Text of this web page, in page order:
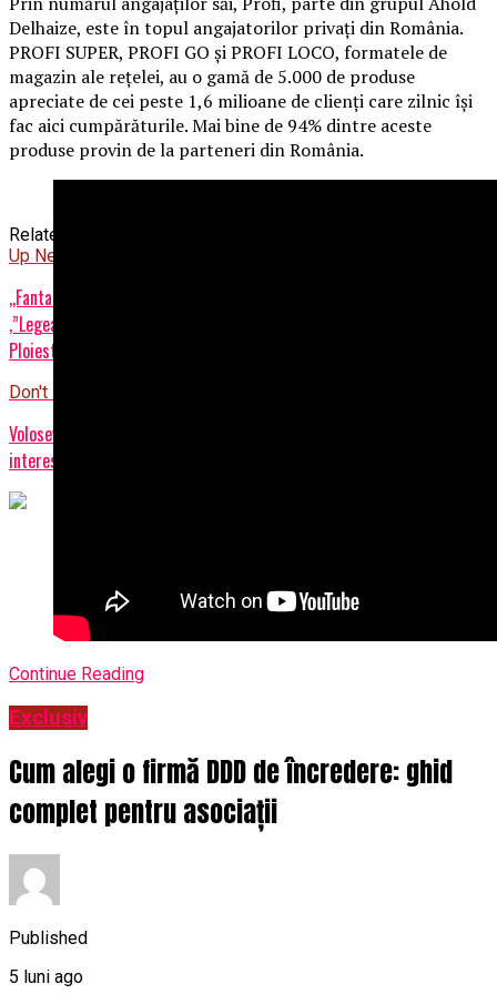
Related Topics:
Up Next
,,Fantastica Woman”Anghelache Ramona (varianta XXL)/”Omerta”,
,”Legea tăcerii” și a intereselor prima în fața legii în Penitenciarul
Ploiesti – Ziarul Incisiv de Prahova
Don't Miss
Volosevici si-a trecut sindicatul Primăriei pe persoană fizică!/Alte
interese dolosive!/DNA doarme?
Delhaize, este în topul angajatorilor privați din România.
PROFI SUPER, PROFI GO și PROFI LOCO, formatele de
magazin ale rețelei, au o gamă de 5.000 de produse
apreciate de cei peste 1,6 milioane de clienți care zilnic își
fac aici cumpărăturile. Mai bine de 94% dintre aceste
produse provin de la parteneri din România.
Continue Reading
Exclusiv
Cum alegi o firmă DDD de încredere: ghid
complet pentru asociații
Published
5 luni ago